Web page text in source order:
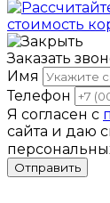
стоимость
Заказать
Имя
Телефон
Я согласен с
сайта и даю
Отправить